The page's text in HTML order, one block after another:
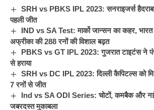
SRH vs PBKS IPL 2023: सनराइजर्स
पहली जीत
IND vs SA Test: मार्को जान्सन का कहर, भारत
अफ्रीका की 288 रनों की विशाल बढ़त
PBKS vs GT IPL 2023: गुजरात टाइटंस ने
से हराया
SRH vs DC IPL 2023: दिल्ली कैपिटल्स को
7 रनों से जीत
Ind vs SA ODI Series: चोटों, कमबैक और नई
जबरदस्त मुकाबला